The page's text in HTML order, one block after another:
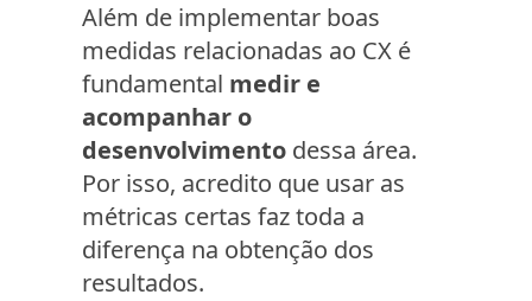
Além de implementar boas
medidas relacionadas ao CX é
fundamental medir e
acompanhar o
desenvolvimento dessa área.
Por isso, acredito que usar as
métricas certas faz toda a
diferença na obtenção dos
resultados.